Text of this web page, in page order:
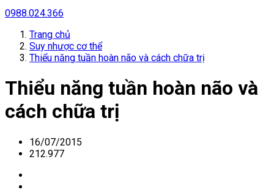
0988.024.366
Trang chủ
Suy nhược cơ thể
Thiểu năng tuần hoàn não và cách chữa trị
Thiểu năng tuần hoàn não và
cách chữa trị
16/07/2015
212.977